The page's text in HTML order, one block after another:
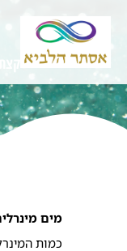
למידע
מים